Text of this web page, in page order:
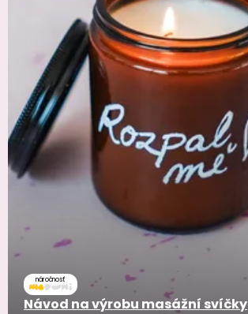
náročnosť
Návod na výrobu masážní svíčky